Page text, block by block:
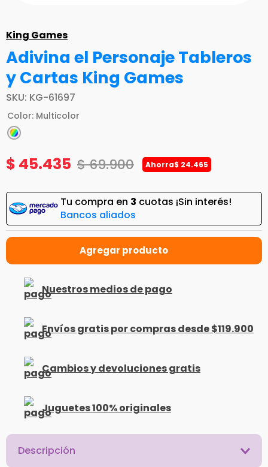
King Games
Adivina el Personaje Tableros
y Cartas King Games
SKU: KG-61697
Color: Multicolor
$ 45.435 $69.900 Ahorra$ 24.465
Tu compra en 3 cuotas ¡Sin interés!
Bancos aliados
Nuestros medios de pago
Envíos gratis por compras desde $119.900
Cambios y devoluciones gratis
Juguetes 100% originales
Descripción